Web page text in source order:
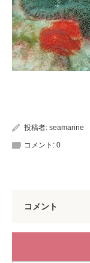
投稿者: seamarine
コメント: 0
コメント